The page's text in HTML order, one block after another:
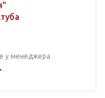
у менеджера